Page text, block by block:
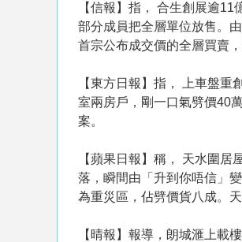
【信報】指， 合生創展逾
部分成員把全層單位放售。
首宗公布成交價的全層買賣
【東方日報】指， 上車盤
室兩房戶，剛一口氣劈價40
案。
【蘋果日報】稱， 天水圍
落，瞬間由「升到你唔信」
為重災區，佔劈價貨八成。
【晴報】報導，朗城滙上載